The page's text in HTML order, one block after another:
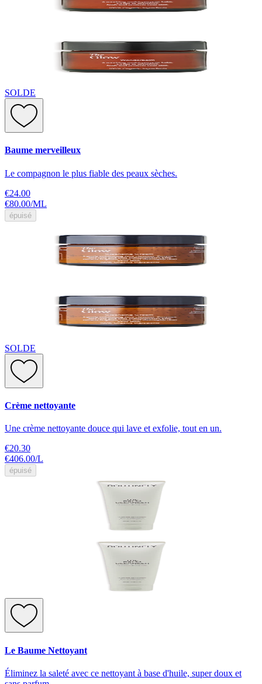
SOLDE
Baume merveilleux
Le compagnon le plus fiable des peaux sèches.
€24.00
€80.00/ML
épuisé
SOLDE
Crème nettoyante
Une crème nettoyante douce qui lave et exfolie, tout en un.
€20.30
€406.00/L
épuisé
Le Baume Nettoyant
Éliminez la saleté avec ce nettoyant à base d'huile, super doux et